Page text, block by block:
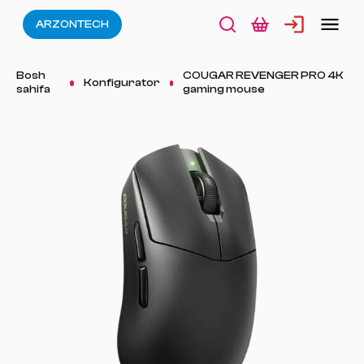
ARZONTECH
Bosh
sahifa
Konfigurator
COUGAR REVENGER PRO 4K
gaming mouse